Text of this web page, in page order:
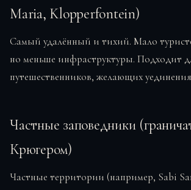
Maria, Klopperfontein)
Самый удалённый и тихий. Мало
но меньше инфраструктуры. Подходит
путешественников, желающих
Частные заповедники
Крюгером)
Частные территории (например, Sabi